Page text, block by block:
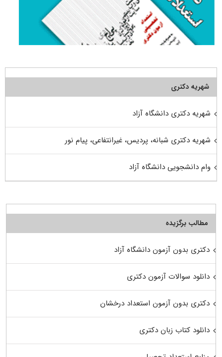
شهریه دکتری
شهریه دکتری دانشگاه آزاد
شهریه دکتری شبانه، پردیس، غیرانتفاعی، پیام نور
وام دانشجویی دانشگاه آزاد
مطالب برگزیده
دکتری بدون آزمون دانشگاه آزاد
دانلود سوالات آزمون دکتری
دکتری بدون آزمون استعداد درخشان
دانلود کتاب زبان دکتری